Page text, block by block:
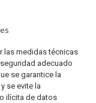
las medidas técnicas
adecuado
se garantice la
se evite la
ilícita de datos